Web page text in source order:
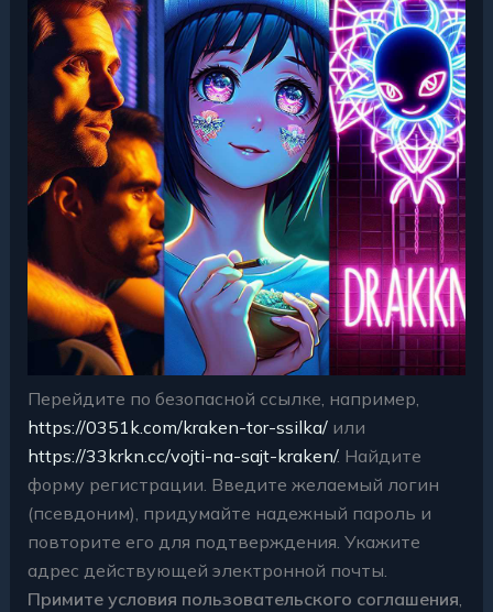
Перейдите по безопасной ссылке, например,
https://0351k.com/kraken-tor-ssilka/или
https://33krkn.cc/vojti-na-sajt-kraken/. Найдите
форму регистрации. Введите желаемый логин
(псевдоним), придумайте надежный пароль и
повторите его для подтверждения. Укажите
адрес действующей электронной почты.
Примите условия пользовательского соглашения